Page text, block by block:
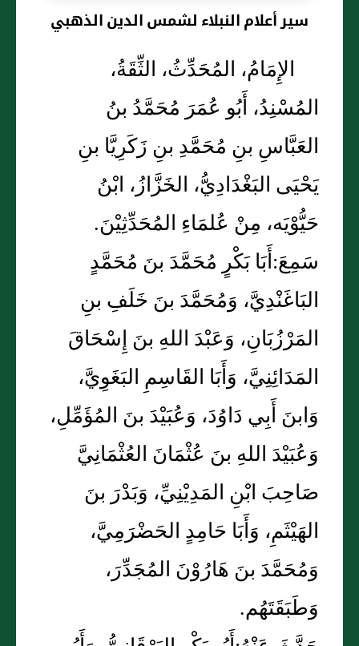
سير أعلام النبلاء لشمس الدين الذهبي
الإِمَامُ، المُحَدِّثُ، الثِّقَةُ،
المُسْنِدُ، أَبُو عُمَرَ مُحَمَّدُ بنُ
العَبَّاسِ بنِ مُحَمَّدِ بنِ زَكَرِيَّا بنِ
يَحْيَى البَغْدَادِيُّ، الخَزَّازُ، ابْنُ
حَيُّوْيَه، مِنْ عُلمَاءِ المُحَدِّثِيْنَ.
سَمِعَ:أَبَا بَكْرٍ مُحَمَّدَ بنَ مُحَمَّدٍ
البَاغَنْدِيَّ، وَمُحَمَّدَ بنَ خَلَفِ بنِ
المَرْزُبَانِ، وَعَبْدَ اللهِ بنَ إِسْحَاقَ
المَدَائِنِيَّ، وَأَبَا القَاسِمِ البَغَوِيَّ،
وَابنَ أَبِي دَاوُدَ، وَعُبَيْدَ بنَ المُؤَمِّلِ،
وَعُبَيْدَ اللهِ بنَ عُثْمَانَ العُثْمَانِيَّ
صَاحِبَ ابْنِ المَدِيْنِيِّ، وَبَدْرَ بنَ
الهَيْثَمِ، وَأَبَا حَامِدٍ الحَضْرَمِيَّ،
وَمُحَمَّدَ بنَ هَارُوْنَ المُجَدِّرَ،
وَطَبَقَتَهُم.